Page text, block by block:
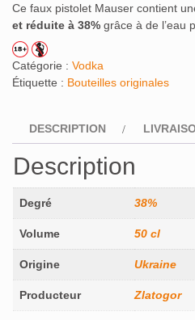
Ce faux pistolet Mauser contient
et réduite à 38% grâce à de l’eau
Catégorie : Vodka
Étiquette : Bouteilles originales
DESCRIPTION
Description
Degré 38%
Volume 50 cl
Origine Ukraine
Producteur Zlatogor